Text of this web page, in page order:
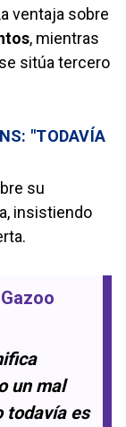
ventaja sobre
, mientras
sitúa tercero
"TODAVÍA
su
insistiendo
un mal
todavía es